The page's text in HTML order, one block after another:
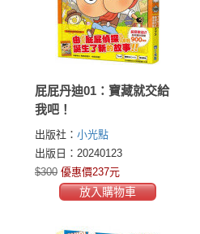
屁屁丹迪01：寶藏就交給
我吧！
出版社： 小光點
出版日：20240123
$300 優惠價237元
放入購物車